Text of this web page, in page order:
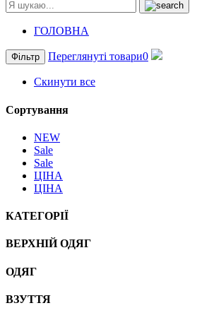
ГОЛОВНА
Фільтр Переглянуті товари0
Скинути все
Сортування
NEW
Sale
Sale
ЦІНА
ЦІНА
КАТЕГОРІЇ
ВЕРХНІЙ ОДЯГ
ОДЯГ
ВЗУТТЯ